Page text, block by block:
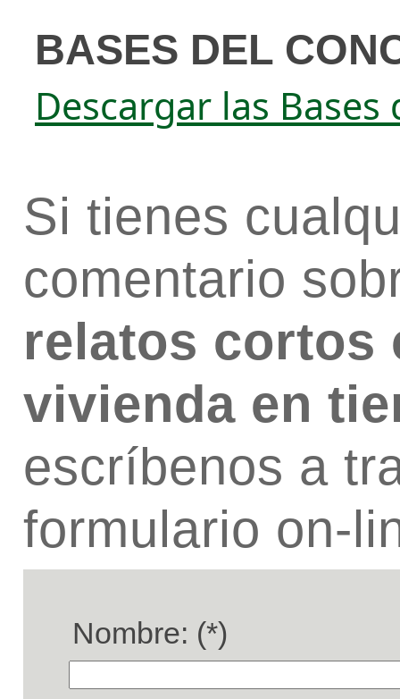
BASES DEL
Descargar las
Si tienes
comentario
relatos cortos
vivienda en
escríbenos a
formulario on-
Nombre: (*)